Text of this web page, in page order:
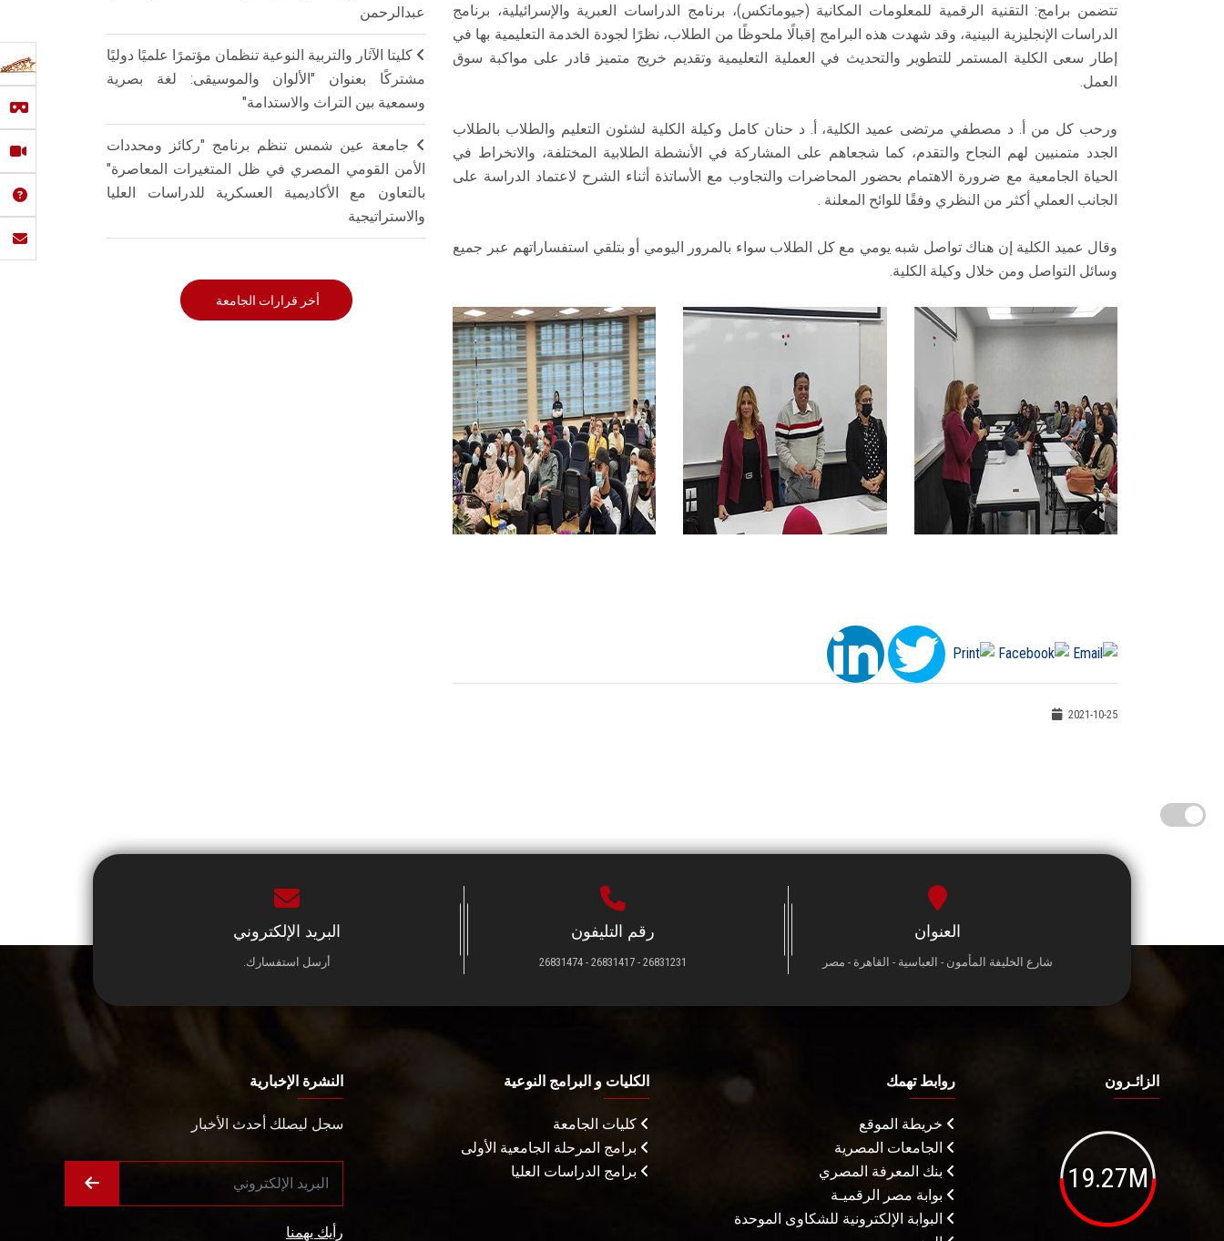
تتضمن برامج: التقنية الرقمية للمعلومات المكانية (جيوماتكس)، برنامج الدراسات العبرية والإسرائيلية، برنامج
الدراسات الإنجليزية البينية، وقد شهدت هذه البرامج إقبالًا ملحوظًا من الطلاب، نظرًا لجودة الخدمة التعليمية بها في
إطار سعى الكلية المستمر للتطوير والتحديث في العملية التعليمية وتقديم خريج متميز قادر على مواكبة سوق
العمل.
ورحب كل من أ. د مصطفي مرتضى عميد الكلية، أ. د حنان كامل وكيلة الكلية لشئون التعليم والطلاب بالطلاب
الجدد متمنيين لهم النجاح والتقدم، كما شجعاهم على المشاركة في الأنشطة الطلابية المختلفة، والانخراط في
الحياة الجامعية مع ضرورة الاهتمام بحضور المحاضرات والتجاوب مع الأساتذة أثناء الشرح لاعتماد الدراسة على
الجانب العملي أكثر من النظري وفقًا للوائح المعلنة .
وقال عميد الكلية إن هناك تواصل شبه يومي مع كل الطلاب سواء بالمرور اليومي أو بتلقي استفساراتهم عبر جميع
وسائل التواصل ومن خلال وكيلة الكلية.
2021-10-25
عبدالرحمن
كليتا الآثار والتربية النوعية تنظمان مؤتمرًا علميًا دوليًا
مشتركًا بعنوان "الألوان والموسيقى: لغة بصرية
وسمعية بين التراث والاستدامة"
جامعة عين شمس تنظم برنامج "ركائز ومحددات
الأمن القومي المصري في ظل المتغيرات المعاصرة"
بالتعاون مع الأكاديمية العسكرية للدراسات العليا
والاستراتيجية
أخر قرارات الجامعة
العنوان
شارع الخليفة المأمون - العباسية - القاهرة - مصر
رقم التليفون
26831231 - 26831417 - 26831474
البريد الإلكتروني
أرسل استفسارك.
الزائـرون
19.27M
روابط تهمك
خريطة الموقع
الجامعات المصرية
بنك المعرفة المصري
بوابة مصر الرقميـة
البوابة الإلكترونية للشكاوى الموحدة
الكليات و البرامج النوعية
كليات الجامعة
برامج المرحلة الجامعية الأولى
برامج الدراسات العليا
النشرة الإخبارية
سجل ليصلك أحدث الأخبار
رأيك يهمنا